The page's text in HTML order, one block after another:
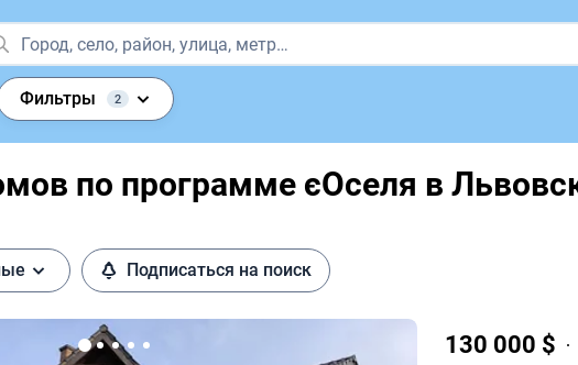
Фильтры 2
по программе єОселя в
Подписаться на поиск
130 000 $